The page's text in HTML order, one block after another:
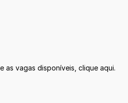
as vagas disponíveis, clique aqui.